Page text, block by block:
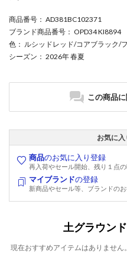
商品番号 ： AD381BC102371
ブランド商品番号 ： OPD34 KI8894
色 ： ルシッドレッド/コアブラック/
シーズン ： 2026年 春夏
この商品
お気に
商品のお気に入り登録
再入荷やセール開始、残り１点
マイブランドの登録
新商品やセール等、ブランドの
土グラウン
現在おすすめアイテムはありません。